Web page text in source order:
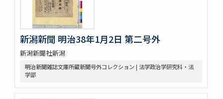
新潟新聞 明治38年1月2日 第二号外
新潟新聞社新潟
明治新聞雑誌文庫所蔵新聞号外コレクション | 法学政治学研究科・法
学部